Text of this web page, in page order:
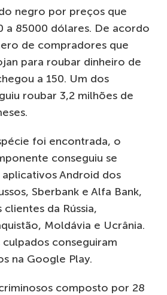
negro por preços que
a 85000 dólares. De acordo
de compradores que
para roubar dinheiro de
a 150. Um dos
roubar 3,2 milhões de
foi encontrada, o
conseguiu se
Android dos
Sberbank e Alfa Bank,
da Rússia,
Moldávia e Ucrânia.
conseguiram
na Google Play.
composto por 28